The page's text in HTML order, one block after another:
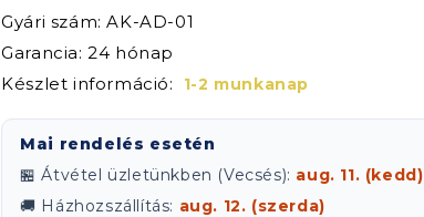
Gyári szám: AK-AD-01
Garancia: 24 hónap
Készlet információ: 1-2 munkanap
Mai rendelés esetén
🏪 Átvétel üzletünkben (Vecsés): aug. 11. (kedd)
🚚 Házhozszállítás: aug. 12. (szerda)